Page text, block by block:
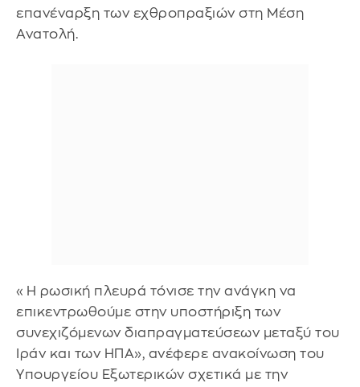
επανέναρξη των εχθροπραξιών στη Μέση
Ανατολή.
«Η ρωσική πλευρά τόνισε την ανάγκη να
επικεντρωθούμε στην υποστήριξη των
συνεχιζόμενων διαπραγματεύσεων μεταξύ του
Ιράν και των ΗΠΑ», ανέφερε ανακοίνωση του
Υπουργείου Εξωτερικών σχετικά με την